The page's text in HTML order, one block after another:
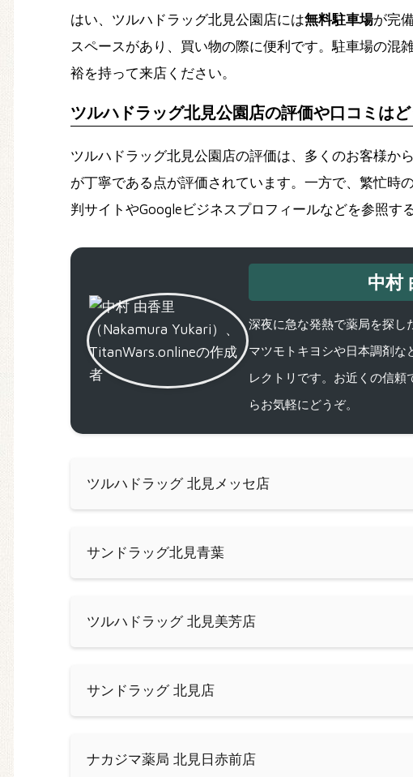
はい、ツルハドラッグ北見公園店には無料駐車場が完
スペースがあり、買い物の際に便利です。駐車場の混
裕を持って来店ください。
ツルハドラッグ北見公園店の評価や口コミは
ツルハドラッグ北見公園店の評価は、多くのお客様から
が丁寧である点が評価されています。一方で、繁忙時
判サイトやGoogleビジネスプロフィールなどを参照す
中村
深夜に急な発熱で薬局を探し
マツモトキヨシや日本調剤な
レクトリです。お近くの信
らお気軽にどうぞ。
ツルハドラッグ 北見メッセ店
サンドラッグ北見青葉
ツルハドラッグ 北見美芳店
サンドラッグ 北見店
ナカジマ薬局 北見日赤前店